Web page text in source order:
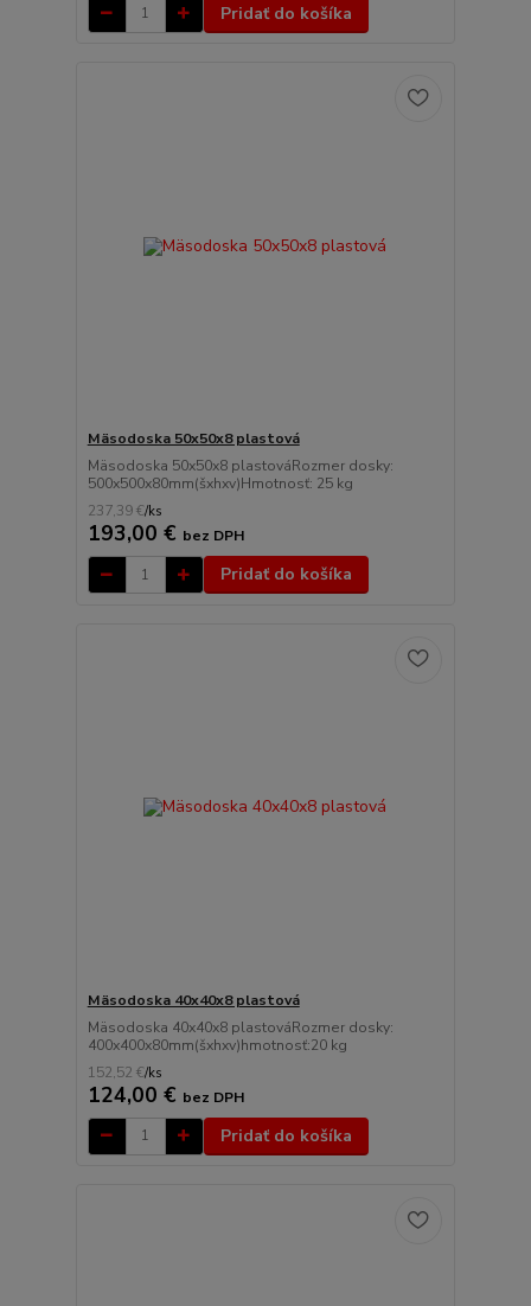
Pridať do košíka
Mäsodoska 50x50x8 plastová
Mäsodoska 50x50x8 plastováRozmer dosky:
500x500x80mm(šxhxv)Hmotnosť: 25 kg
237,39 €/ks
193,00 € bez DPH
Pridať do košíka
Mäsodoska 40x40x8 plastová
Mäsodoska 40x40x8 plastováRozmer dosky:
400x400x80mm(šxhxv)hmotnosť:20 kg
152,52 €/ks
124,00 € bez DPH
Pridať do košíka